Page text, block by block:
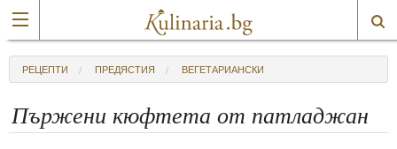
РЕЦЕПТИ ПРЕДЯСТИЯ ВЕГЕТАРИАНСКИ
Пържени кюфтета от патладжан